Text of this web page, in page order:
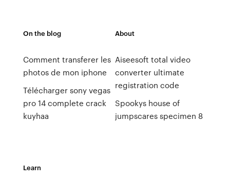
On the blog
Comment transferer les
photos de mon iphone
Télécharger sony vegas
pro 14 complete crack
kuyhaa
About
Aiseesoft total video
converter ultimate
registration code
Spookys house of
jumpscares specimen 8
Learn